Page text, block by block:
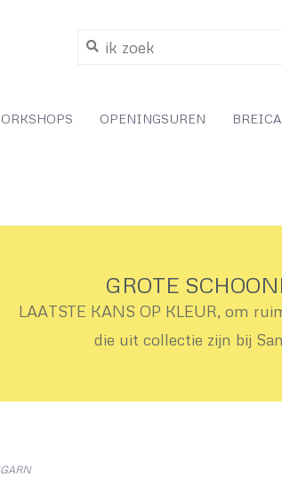
OPENINGSUREN
GROTE
LAATSTE KANS OP KLEUR, om
die uit collectie zijn bij